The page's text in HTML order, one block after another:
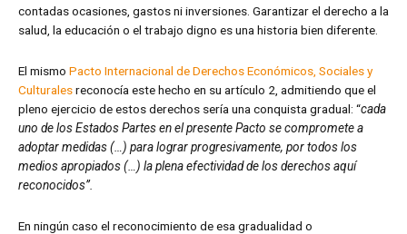
contadas ocasiones, gastos ni inversiones. Garantizar el derecho a la
salud, la educación o el trabajo digno es una historia bien diferente.
El mismo Pacto Internacional de Derechos Económicos, Sociales y
Culturalesreconocía este hecho en su artículo 2, admitiendo que el
pleno ejercicio de estos derechos sería una conquista gradual: “cada
uno de los Estados Partes en el presente Pacto se compromete a
adoptar medidas (…) para lograr progresivamente, por todos los
medios apropiados (…) la plena efectividad de los derechos aquí
reconocidos”.
En ningún caso el reconocimiento de esa gradualidad o